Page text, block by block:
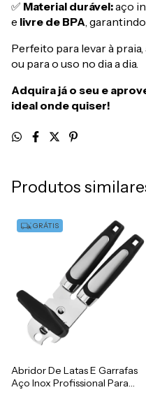
✅ Material durável:aço
e livre de BPA ,
Perfeito para levar à
ou para o uso no dia a dia.
Adquira já o seu e
ideal onde quiser!
Produtos
GRÁTIS
Abridor De Latas E Garrafas
Aço Inox Profissional Para